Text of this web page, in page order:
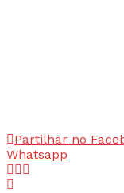
Partilhar no
Whatsapp